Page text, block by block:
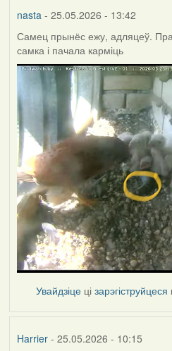
nasta- 25.05.2026 - 13:42
Самец прынёс ежу, адляцеў.
самка і пачала карміць
Увайдзіце цізарэгіструйцеся
Harrier- 25.05.2026 - 10:15